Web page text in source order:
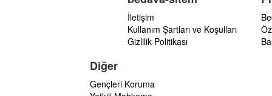
İletişim
Kullanım Şartları ve Koşulları
Gizlilik Politikası
Diğer
Gençleri Koruma